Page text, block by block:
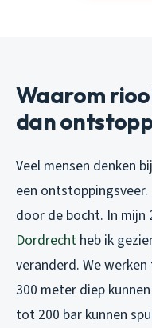
Waarom
dan
Veel mensen denken
een
door de bocht. In mijn
Dordrecht heb ik
veranderd. We
300 meter diep
tot 200 bar kunnen